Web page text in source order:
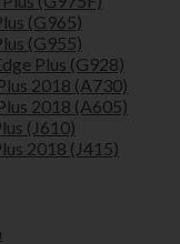
(G965)
(G955)
Plus (G928)
2018 (A730)
2018 (A605)
(J610)
2018 (J415)